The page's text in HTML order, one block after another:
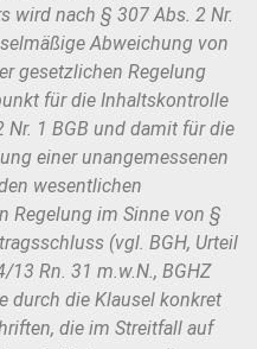
wird nach § 307 Abs. 2 Nr.
Abweichung von
gesetzlichen Regelung
für die Inhaltskontrolle
Nr. 1 BGB und damit fürdie
einer unangemessenen
wesentlichen
Regelung im Sinne von §
(vgl. BGH, Urteil
Rn. 31 m.w.N., BGHZ
durch die Klausel konkret
die im Streitfall auf